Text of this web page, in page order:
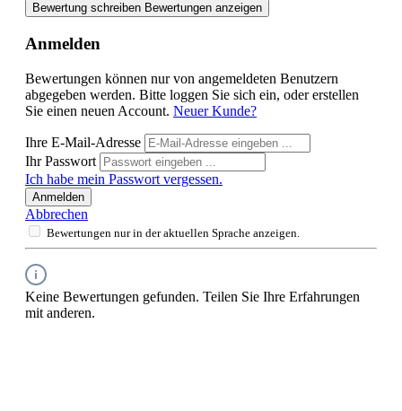
Bewertung schreiben Bewertungen anzeigen
Anmelden
Bewertungen können nur von angemeldeten Benutzern
abgegeben werden. Bitte loggen Sie sich ein, oder erstellen
Sie einen neuen Account. Neuer Kunde?
Ihre E-Mail-Adresse
Ihr Passwort
Ich habe mein Passwort vergessen.
Anmelden
Abbrechen
Bewertungen nur in der aktuellen Sprache anzeigen.
Keine Bewertungen gefunden. Teilen Sie Ihre Erfahrungen
mit anderen.